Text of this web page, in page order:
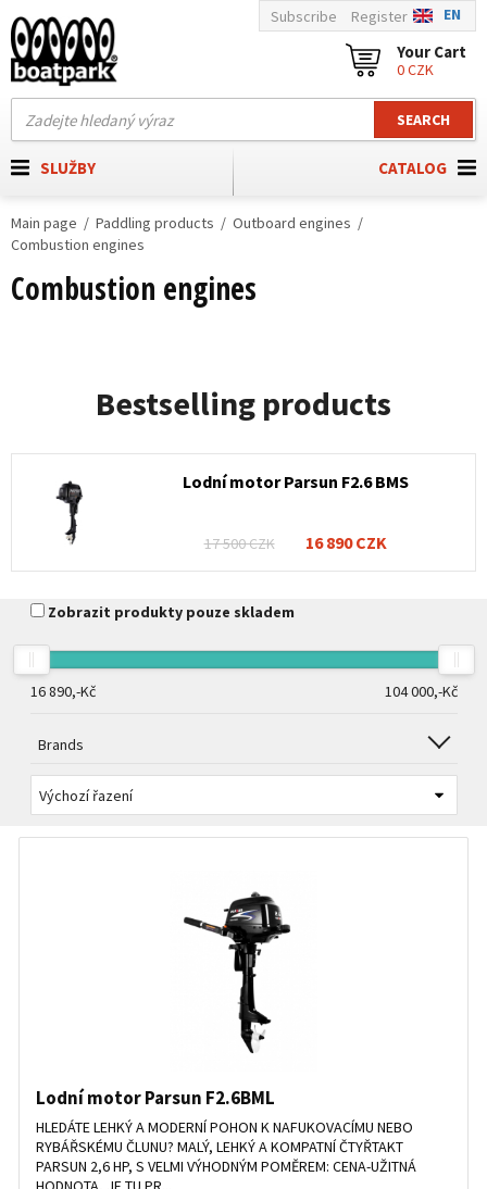
SEARCH
Subscribe Register EN
Your Cart
0 CZK
CATALOG
SLUŽBY
Main page Paddling products
Outboard engines
Combustion engines
Combustion engines
Bestselling products
Lodní motor Parsun F2.6 BMS
17 500 CZK 16 890 CZK
Zobrazit produkty pouze skladem
16 890,-Kč 104 000,-Kč
Brands
Lodní motor Parsun F2.6BML
HLEDÁTE LEHKÝ A MODERNÍ POHON K NAFUKOVACÍMU NEBO
RYBÁŘSKÉMU ČLUNU? MALÝ, LEHKÝ A KOMPATNÍ ČTYŘTAKT
PARSUN 2,6 HP, S VELMI VÝHODNÝM POMĚREM: CENA-UŽITNÁ